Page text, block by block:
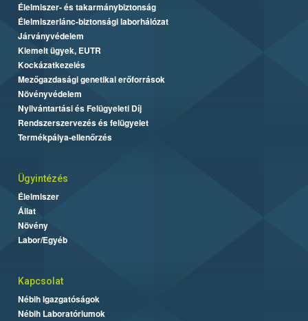
Élelmiszer- és takarmánybiztonság
Élelmiszerlánc-biztonsági laborhálózat
Járványvédelem
Kiemelt ügyek, EUTR
Kockázatkezelés
Mezőgazdasági genetikai erőforrások
Növényvédelem
Nyilvántartási és Felügyeleti Díj
Rendszerszervezés és felügyelet
Termékpálya-ellenőrzés
Ügyintézés
Élelmiszer
Állat
Növény
Labor/Egyéb
Kapcsolat
Nébih Igazgatóságok
Nébih Laboratóriumok